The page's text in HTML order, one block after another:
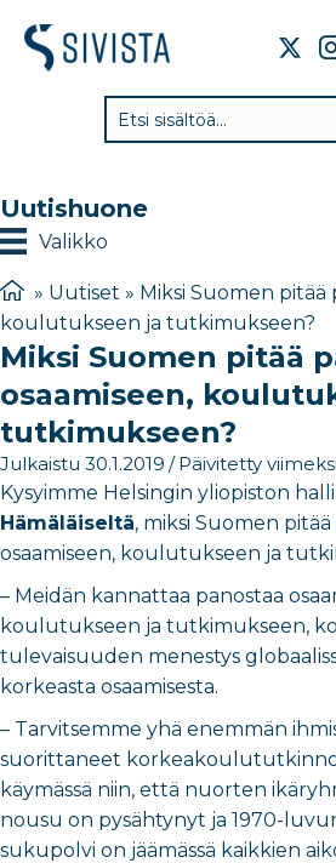
Uutishuone
Valikko
» Uutiset » Miksi Suomen pitää
koulutukseen ja tutkimukseen?
Miksi Suomen pitää
osaamiseen,
tutkimukseen?
Julkaistu 30.1.2019 / Päivitetty
Kysyimme Helsingin yliopiston
Hämäläiseltä, miksi Suomen
osaamiseen, koulutukseen ja
– Meidän kannattaa panostaa
koulutukseen ja tutkimukseen,
tulevaisuuden menestys
korkeasta osaamisesta.
– Tarvitsemme yhä enemmän
suorittaneet
käymässä niin, että nuorten
nousu on pysähtynyt ja 1970-
sukupolvi on jäämässä kaikkien